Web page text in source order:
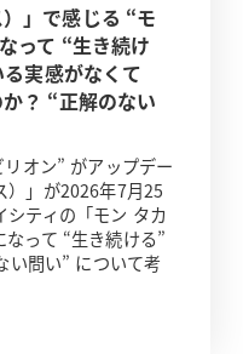
」で感じる “モ
って “生き続け
実感がなくて
？ “正解のない
オン” がアップデー
）」が2026年7月25
シティの「モン タカ
って “生き続ける”
い問い” について考